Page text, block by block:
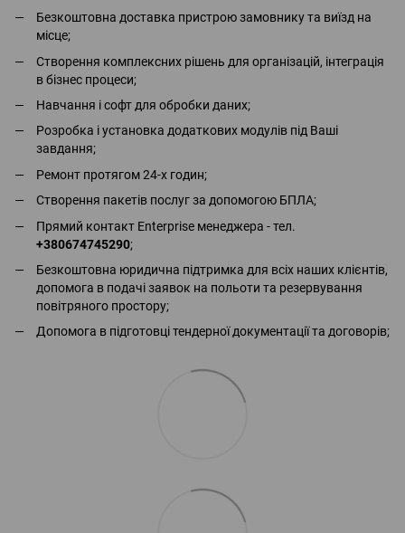
Безкоштовна доставка пристрою замовнику та виїзд на
місце;
Створення комплексних рішень для організацій, інтеграція
в бізнес процеси;
Навчання і софт для обробки даних;
Розробка і установка додаткових модулів під Ваші
завдання;
Ремонт протягом 24-х годин;
Створення пакетів послуг за допомогою БПЛА;
Прямий контакт Enterprise менеджера - тел.
+380674745290;
Безкоштовна юридична підтримка для всіх наших клієнтів,
допомога в подачі заявок на польоти та резервування
повітряного простору;
Допомога в підготовці тендерної документації та договорів;